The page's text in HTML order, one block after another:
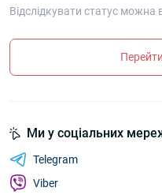
Відслідкувати статус можна
Ми у соціальних
Telegram
Viber